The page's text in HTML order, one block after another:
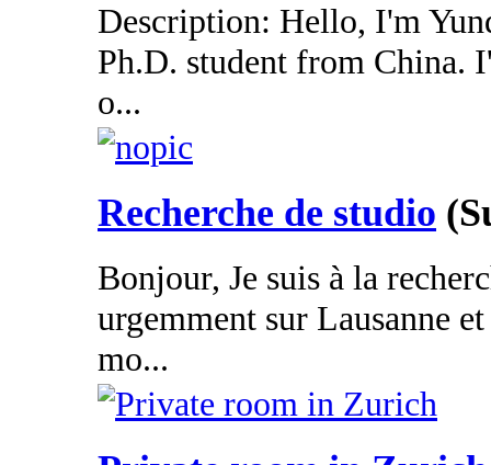
Description: Hello, I'm
Ph.D. student from China.
o...
Recherche de studio
Bonjour, Je suis à la
urgemment sur Lausanne
mo...